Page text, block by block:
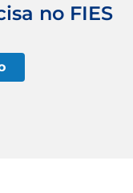
no FIES